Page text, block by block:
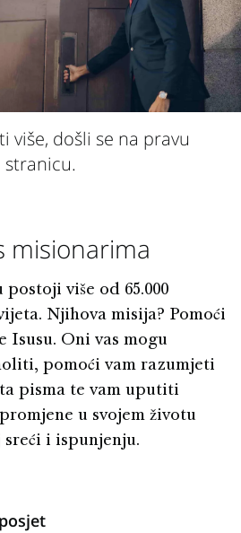
više, došli se na pravu
stranicu.
misionarima
više od 65.000
Njihova misija? Pomoći
Oni vas mogu
pomoći vam razumjeti
pisma te vam uputiti
u svojem životu
sreći i ispunjenju.